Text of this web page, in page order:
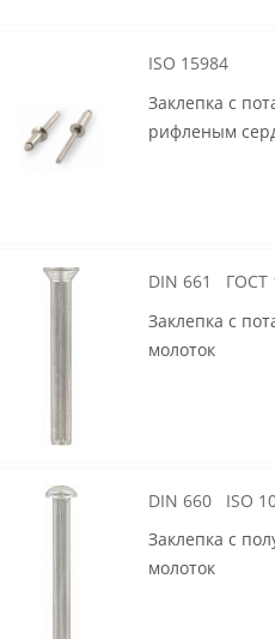
ISO 15984
Заклепка с
рифленым
DIN 661 ГОСТ
Заклепка с
молоток
DIN 660 ISO
Заклепка с
молоток